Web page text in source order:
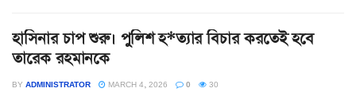
হাসিনার চাপ শুরু। পুলিশ হ*ত্যার বিচার করতেই হবে
তারেক রহমানকে
BY ADMINISTRATOR MARCH 4, 2026 0 30